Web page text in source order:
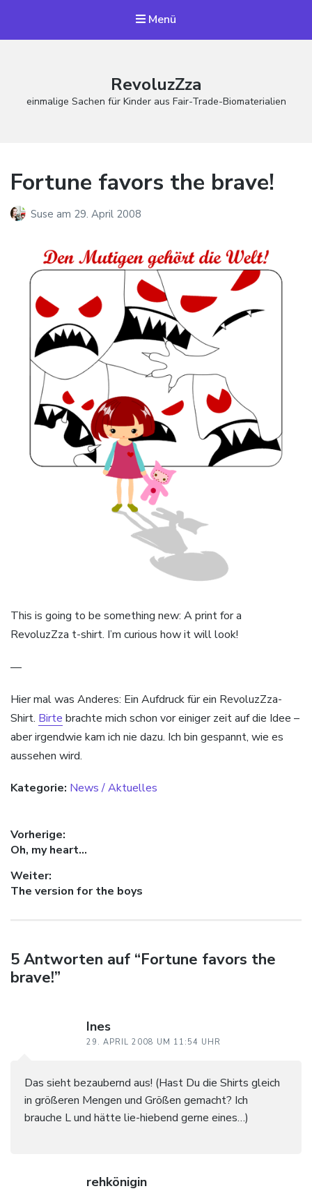
Menü
RevoluzZza
einmalige Sachen für Kinder aus Fair-Trade-Biomaterialien
Fortune favors the brave!
Suse am 29. April 2008
This is going to be something new: A print for a
RevoluzZza t-shirt. I’m curious how it will look!
—
Hier mal was Anderes: Ein Aufdruck für ein RevoluzZza-
Shirt. Birte brachte mich schon vor einiger zeit auf die Idee –
aber irgendwie kam ich nie dazu. Ich bin gespannt, wie es
aussehen wird.
Kategorie: News / Aktuelles
Beitragsnavigation
Vorherige:
Vorheriger Beitrag:
Oh, my heart…
Weiter:
Nächster Beitrag:
The version for the boys
5 Antworten auf “Fortune favors the
brave!”
Ines
29. APRIL 2008 UM 11:54 UHR
Das sieht bezaubernd aus! (Hast Du die Shirts gleich
in größeren Mengen und Größen gemacht? Ich
brauche L und hätte lie-hiebend gerne eines…)
rehkönigin